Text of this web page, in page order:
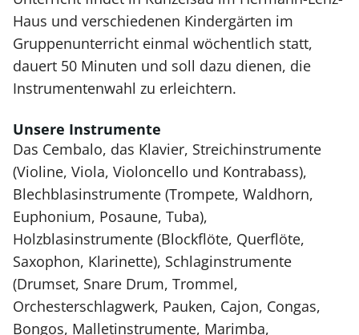
Haus und verschiedenen Kindergärten im
Gruppenunterricht einmal wöchentlich statt,
dauert 50 Minuten und soll dazu dienen, die
Instrumentenwahl zu erleichtern.
Unsere Instrumente
Das Cembalo, das Klavier, Streichinstrumente
(Violine, Viola, Violoncello und Kontrabass),
Blechblasinstrumente (Trompete, Waldhorn,
Euphonium, Posaune, Tuba),
Holzblasinstrumente (Blockflöte, Querflöte,
Saxophon, Klarinette), Schlaginstrumente
(Drumset, Snare Drum, Trommel,
Orchesterschlagwerk, Pauken, Cajon, Congas,
Bongos, Malletinstrumente, Marimba,